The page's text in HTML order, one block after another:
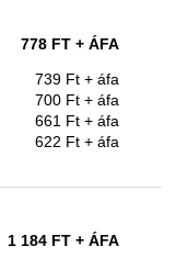
778 FT + ÁFA
739 Ft + áfa
700 Ft + áfa
661 Ft + áfa
622 Ft + áfa
1 184 FT + ÁFA